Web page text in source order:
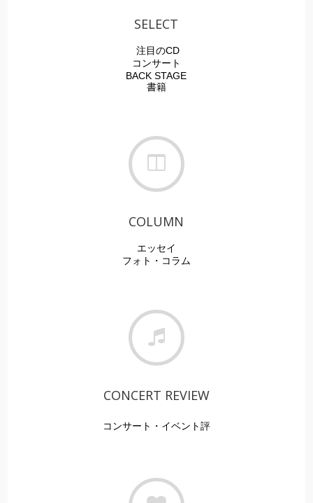
SELECT
注目のCD
コンサート
BACK STAGE
書籍
COLUMN
エッセイ
フォト・ コラム
CONCERT REVIEW
コンサート・イベント評